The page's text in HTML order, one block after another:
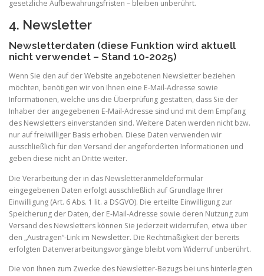
gesetzliche Aufbewahrungsfristen – bleiben unberührt.
4. Newsletter
Newsletterdaten (diese Funktion wird aktuell
nicht verwendet – Stand 10-2025)
Wenn Sie den auf der Website angebotenen Newsletter beziehen
möchten, benötigen wir von Ihnen eine E-Mail-Adresse sowie
Informationen, welche uns die Überprüfung gestatten, dass Sie der
Inhaber der angegebenen E-Mail-Adresse sind und mit dem Empfang
des Newsletters einverstanden sind. Weitere Daten werden nicht bzw.
nur auf freiwilliger Basis erhoben. Diese Daten verwenden wir
ausschließlich für den Versand der angeforderten Informationen und
geben diese nicht an Dritte weiter.
Die Verarbeitung der in das Newsletteranmeldeformular
eingegebenen Daten erfolgt ausschließlich auf Grundlage Ihrer
Einwilligung (Art. 6 Abs. 1 lit. a DSGVO). Die erteilte Einwilligung zur
Speicherung der Daten, der E-Mail-Adresse sowie deren Nutzung zum
Versand des Newsletters können Sie jederzeit widerrufen, etwa über
den „Austragen“-Link im Newsletter. Die Rechtmäßigkeit der bereits
erfolgten Datenverarbeitungsvorgänge bleibt vom Widerruf unberührt.
Die von Ihnen zum Zwecke des Newsletter-Bezugs bei uns hinterlegten